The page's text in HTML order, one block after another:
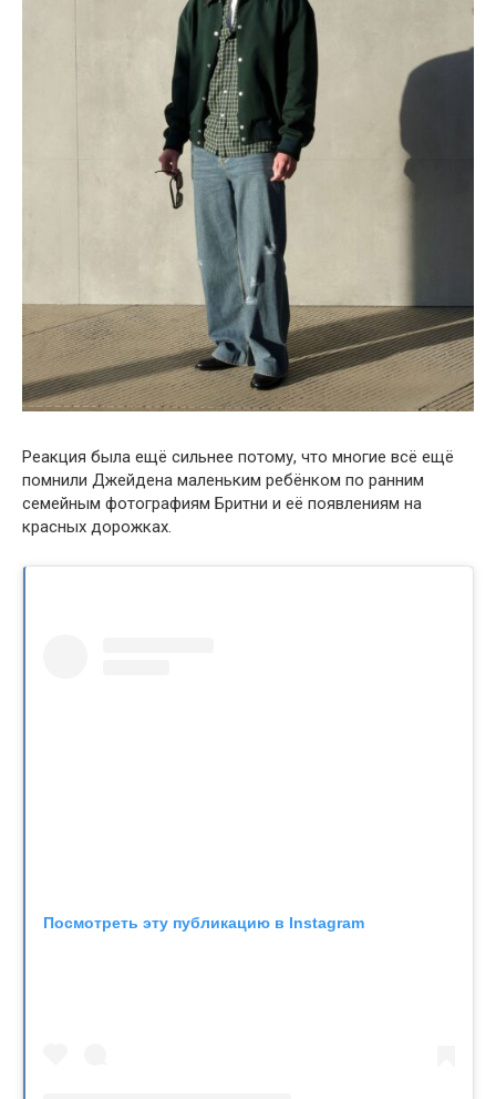
Реакция была ещё сильнее потому, что многие всё ещё
помнили Джейдена маленьким ребёнком по ранним
семейным фотографиям Бритни и её появлениям на
красных дорожках.
Посмотреть эту публикацию в Instagram